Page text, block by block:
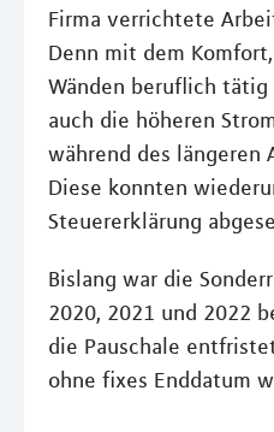
Firma verrichtete
Denn mit dem
Wänden beruflich tätig
auch die höheren
während des längeren
Diese konnten
Steuererklärung
Bislang war die
2020, 2021 und 2022
die Pauschale
ohne fixes Enddatum